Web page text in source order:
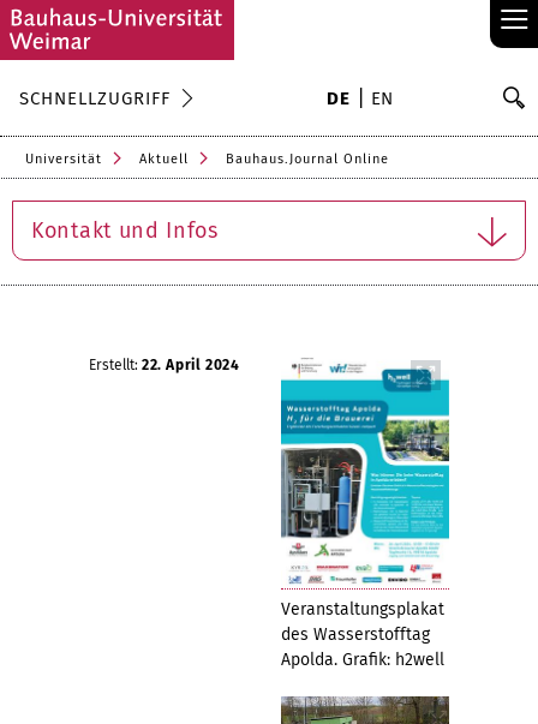
≡
SCHNELLZUGRIFF DE EN
Universität Aktuell Bauhaus.Journal Online
Kontakt und Infos
Veranstaltungsplakat
des Wasserstofftag
Apolda. Grafik: h2well
Erstellt: 22. April 2024